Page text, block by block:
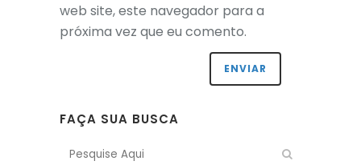
web site, este navegador para a
próxima vez que eu comento.
FAÇA SUA BUSCA